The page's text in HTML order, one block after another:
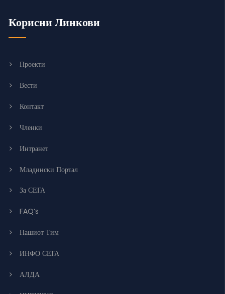
Корисни Линкови
Проекти
Вести
Контакт
Членки
Интранет
Младински Портал
За СЕГА
FAQ’s
Нашиот Тим
ИНФО СЕГА
АЛДА